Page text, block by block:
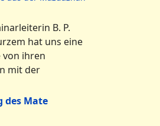
B. P.
hat uns eine
von ihren
mit der
des Mate